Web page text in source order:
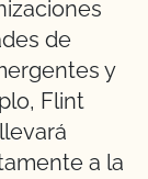
de
y
Flint
a la